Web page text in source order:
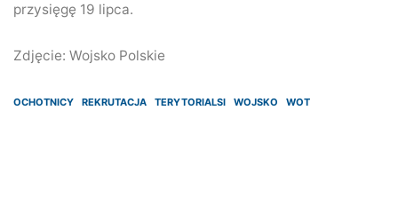
przysięgę 19 lipca.
Zdjęcie: Wojsko Polskie
OCHOTNICY REKRUTACJA TERYTORIALSI WOJSKO WOT